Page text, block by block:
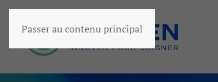
Passer au contenu principal